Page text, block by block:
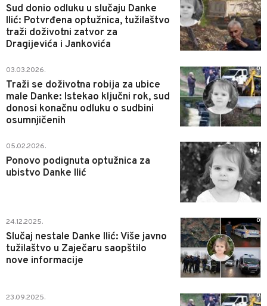
Sud donio odluku u slučaju Danke
Ilić: Potvrđena optužnica, tužilaštvo
traži doživotni zatvor za
Dragijevića i Jankovića
03.03.2026.
Traži se doživotna robija za ubice
male Danke: Istekao ključni rok, sud
donosi konačnu odluku o sudbini
osumnjičenih
0
05.02.2026.
Ponovo podignuta optužnica za
ubistvo Danke Ilić
1
24.12.2025.
Slučaj nestale Danke Ilić: Više javno
tužilaštvo u Zaječaru saopštilo
nove informacije
0
23.09.2025. 0